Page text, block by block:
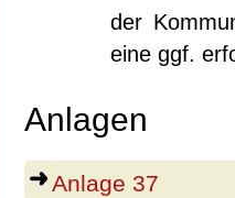
der
eine ggf.
Anlagen
Anlage 37